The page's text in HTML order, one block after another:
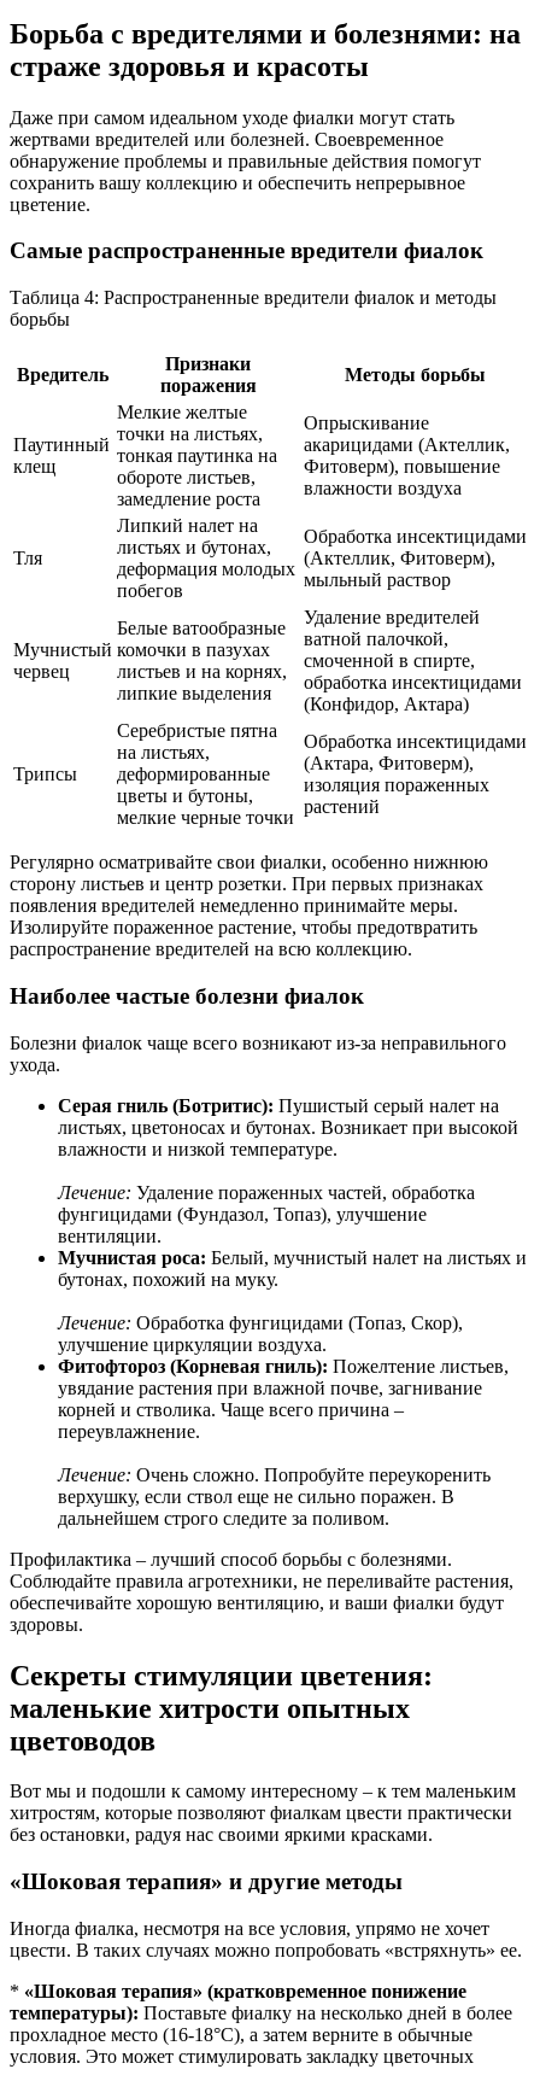
Борьба с вредителями и болезнями: на
страже здоровья и красоты
Даже при самом идеальном уходе фиалки могут стать
жертвами вредителей или болезней. Своевременное
обнаружение проблемы и правильные действия помогут
сохранить вашу коллекцию и обеспечить непрерывное
цветение.
Самые распространенные вредители фиалок
Таблица 4: Распространенные вредители фиалок и методы
борьбы
Вредитель
Признаки
поражения
Методы борьбы
Паутинный
клещ
Мелкие желтые
точки на листьях,
тонкая паутинка на
обороте листьев,
замедление роста
Опрыскивание
акарицидами (Актеллик,
Фитоверм), повышение
влажности воздуха
Тля
Липкий налет на
листьях и бутонах,
деформация молодых
побегов
Обработка инсектицидами
(Актеллик, Фитоверм),
мыльный раствор
Мучнистый
червец
Белые ватообразные
комочки в пазухах
листьев и на корнях,
липкие выделения
Удаление вредителей
ватной палочкой,
смоченной в спирте,
обработка инсектицидами
(Конфидор, Актара)
Трипсы
Серебристые пятна
на листьях,
деформированные
цветы и бутоны,
мелкие черные точки
Обработка инсектицидами
(Актара, Фитоверм),
изоляция пораженных
растений
Регулярно осматривайте свои фиалки, особенно нижнюю
сторону листьев и центр розетки. При первых признаках
появления вредителей немедленно принимайте меры.
Изолируйте пораженное растение, чтобы предотвратить
распространение вредителей на всю коллекцию.
Наиболее частые болезни фиалок
Болезни фиалок чаще всего возникают из-за неправильного
ухода.
Серая гниль (Ботритис): Пушистый серый налет на
листьях, цветоносах и бутонах. Возникает при высокой
влажности и низкой температуре.
Лечение: Удаление пораженных частей, обработка
фунгицидами (Фундазол, Топаз), улучшение
вентиляции.
Мучнистая роса: Белый, мучнистый налет на листьях и
бутонах, похожий на муку.
Лечение: Обработка фунгицидами (Топаз, Скор),
улучшение циркуляции воздуха.
Фитофтороз (Корневая гниль): Пожелтение листьев,
увядание растения при влажной почве, загнивание
корней и стволика. Чаще всего причина –
переувлажнение.
Лечение: Очень сложно. Попробуйте переукоренить
верхушку, если ствол еще не сильно поражен. В
дальнейшем строго следите за поливом.
Профилактика – лучший способ борьбы с болезнями.
Соблюдайте правила агротехники, не переливайте растения,
обеспечивайте хорошую вентиляцию, и ваши фиалки будут
здоровы.
Секреты стимуляции цветения:
маленькие хитрости опытных
цветоводов
Вот мы и подошли к самому интересному – к тем маленьким
хитростям, которые позволяют фиалкам цвести практически
без остановки, радуя нас своими яркими красками.
«Шоковая терапия» и другие методы
Иногда фиалка, несмотря на все условия, упрямо не хочет
цвести. В таких случаях можно попробовать «встряхнуть» ее.
* «Шоковая терапия» (кратковременное понижение
температуры): Поставьте фиалку на несколько дней в более
прохладное место (16-18°C), а затем верните в обычные
условия. Это может стимулировать закладку цветочных